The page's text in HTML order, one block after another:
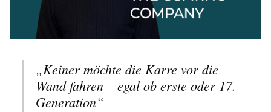
„Keiner möchte die Karre vor die
Wand fahren – egal ob erste oder 17.
Generation“